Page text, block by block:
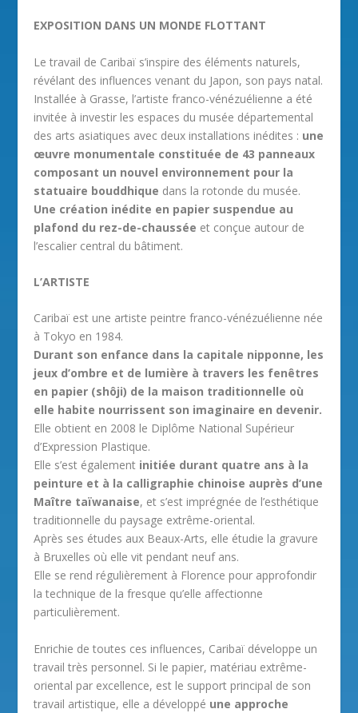
EXPOSITION DANS UN MONDE FLOTTANT
Le travail de Caribaï s’inspire des éléments naturels,
révélant des influences venant du Japon, son pays natal.
Installée à Grasse, l’artiste franco-vénézuélienne a été
invitée à investir les espaces du musée départemental
des arts asiatiques avec deux installations inédites : une
œuvre monumentale constituée de 43 panneaux
composant un nouvel environnement pour la
statuaire bouddhique dans la rotonde du musée.
Une création inédite en papier suspendue au
plafond du rez-de-chaussée et conçue autour de
l’escalier central du bâtiment.
L’ARTISTE
Caribaï est une artiste peintre franco-vénézuélienne née
à Tokyo en 1984.
Durant son enfance dans la capitale nipponne, les
jeux d’ombre et de lumière à travers les fenêtres
en papier (shôji) de la maison traditionnelle où
elle habite nourrissent son imaginaire en devenir.
Elle obtient en 2008 le Diplôme National Supérieur
d’Expression Plastique.
Elle s’est également initiée durant quatre ans à la
peinture et à la calligraphie chinoise auprès d’une
Maître taïwanaise, et s’est imprégnée de l’esthétique
traditionnelle du paysage extrême-oriental.
Après ses études aux Beaux-Arts, elle étudie la gravure
à Bruxelles où elle vit pendant neuf ans.
Elle se rend régulièrement à Florence pour approfondir
la technique de la fresque qu’elle affectionne
particulièrement.
Enrichie de toutes ces influences, Caribaï développe un
travail très personnel. Si le papier, matériau extrême-
oriental par excellence, est le support principal de son
travail artistique, elle a développé une approche